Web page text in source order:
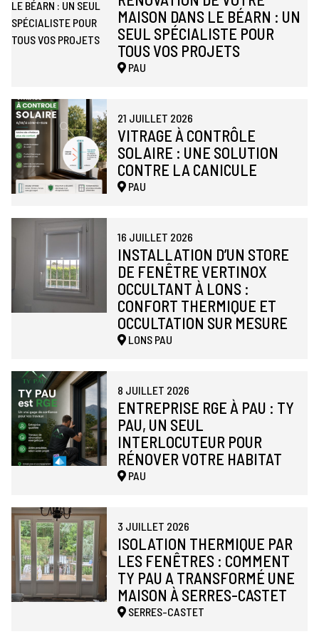
MAISON DANS LE BÉARN : UN
SEUL SPÉCIALISTE POUR
TOUS VOS PROJETS
PAU
21 JUILLET 2026
VITRAGE À CONTRÔLE
SOLAIRE : UNE SOLUTION
CONTRE LA CANICULE
PAU
16 JUILLET 2026
INSTALLATION D’UN STORE
DE FENÊTRE VERTINOX
OCCULTANT À LONS :
CONFORT THERMIQUE ET
OCCULTATION SUR MESURE
LONS PAU
8 JUILLET 2026
ENTREPRISE RGE À PAU : TY
PAU, UN SEUL
INTERLOCUTEUR POUR
RÉNOVER VOTRE HABITAT
PAU
3 JUILLET 2026
ISOLATION THERMIQUE PAR
LES FENÊTRES : COMMENT
TY PAU A TRANSFORMÉ UNE
MAISON À SERRES-CASTET
SERRES-CASTET